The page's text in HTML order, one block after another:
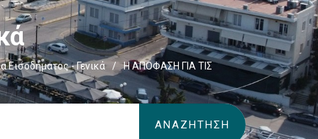
Εισοδήματος - Γενικά /
Η ΑΠΟΦΑΣΗ ΓΙΑ ΤΙΣ